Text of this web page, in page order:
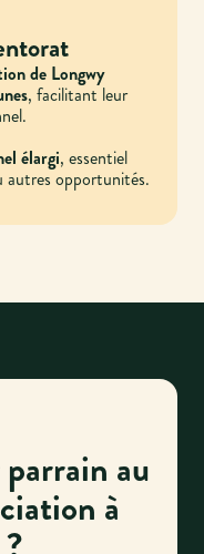
de Longwy
, facilitant leur
élargi, essentiel
autres opportunités.
au
à